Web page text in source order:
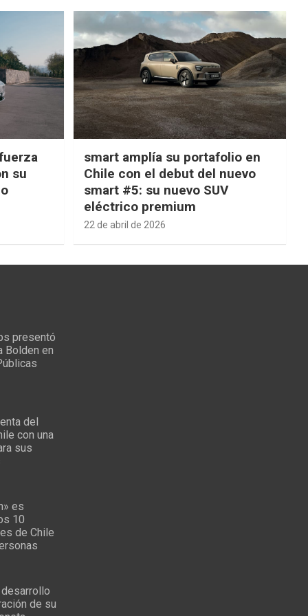
su
smart amplía su portafolio en
Chile con el debut del nuevo
smart #5: su nuevo SUV
eléctrico premium
22 de abril de 2026
presentó
Bolden en
del
con una
sus
es
10
de Chile
de su